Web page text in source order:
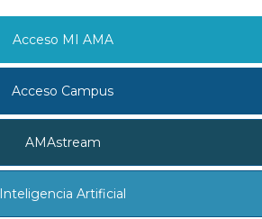
Acceso MI AMA
Acceso Campus
AMAstream
Inteligencia Artificial